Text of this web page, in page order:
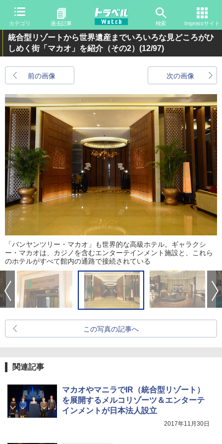
カテゴリ 過去記事 検索 Impressサイト
統合型リゾートから世界遺産までいろいろな見どころがひ
しめく街「マカオ」を紹介（その2） (12/97)
前の画像 次の画像
「バンヤンツリー・マカオ」も世界的な高級ホテル。ギャラクシ
ー・マカオは、カジノを含むエンターテインメント施設と、これら
のホテルがすべて館内の通路で接続されている
この写真の記事へ
関連記事
マカオやマニラでIR（統合型リゾート）
を展開するメルコリゾーツ＆エンターテ
インメントが日本法人設立
2017年11月30日